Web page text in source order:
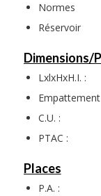
Dimensions/
C.U.
Places